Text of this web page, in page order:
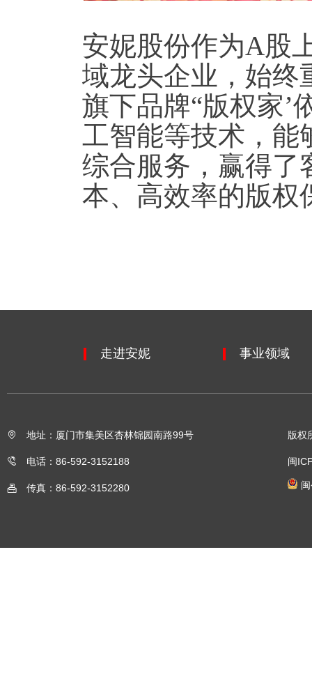
安妮股份作为A股
域龙头企业，始终
旗下品牌“版权家’
工智能等技术，能
综合服务，赢得了
本、高效率的版权
走进安妮 事业领域
地址：厦门市集美区杏林锦园南路99号
电话：86-592-3152188
传真：86-592-3152280
版权
闽